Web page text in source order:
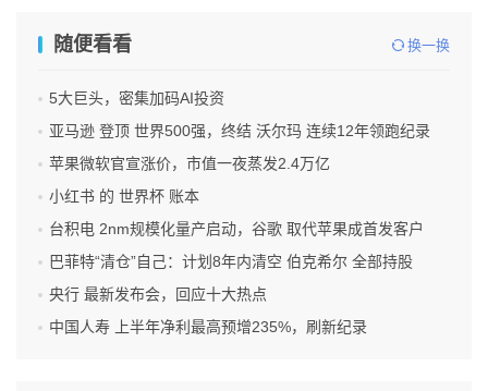
随便看看 换一换
5大巨头，密集加码AI投资
亚马逊 登顶 世界500强，终结 沃尔玛 连续12年领跑纪录
苹果微软官宣涨价，市值一夜蒸发2.4万亿
小红书 的 世界杯 账本
台积电 2nm规模化量产启动，谷歌 取代苹果成首发客户
巴菲特“清仓”自己：计划8年内清空 伯克希尔 全部持股
央行 最新发布会，回应十大热点
中国人寿 上半年净利最高预增235%，刷新纪录